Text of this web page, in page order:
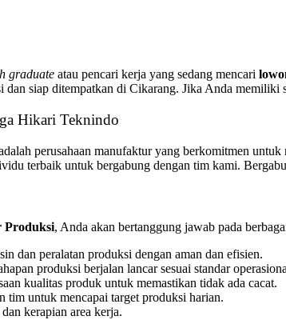
graduate atau pencari kerja yang sedang mencari
dan siap ditempatkan di Cikarang. Jika Anda
Hikari Teknindo
perusahaan manufaktur yang berkomitmen
terbaik untuk bergabung dengan tim kami.
Produksi, Anda akan bertanggung jawab pada
dan peralatan produksi dengan aman dan efisien.
produksi berjalan lancar sesuai standar
kualitas produk untuk memastikan tidak ada cacat.
tim untuk mencapai target produksi harian.
kerapian area kerja.